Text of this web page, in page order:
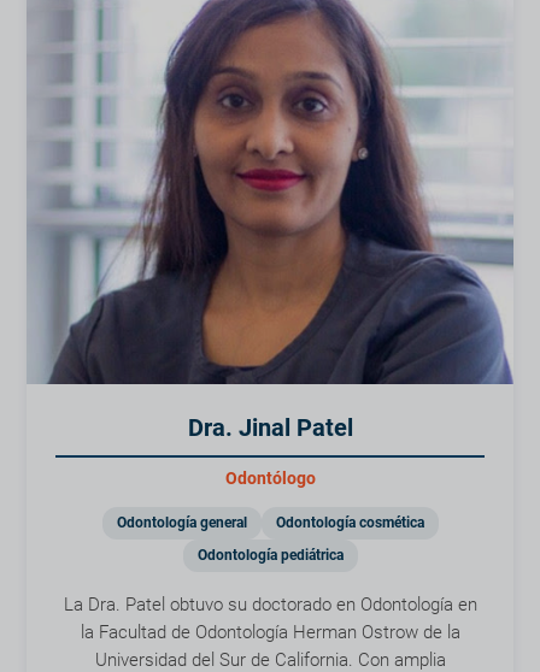
Dra. Jinal Patel
Odontólogo
Odontología general
Odontología cosmética
Odontología pediátrica
La Dra. Patel obtuvo su doctorado en Odontología en
la Facultad de Odontología Herman Ostrow de la
Universidad del Sur de California. Con amplia